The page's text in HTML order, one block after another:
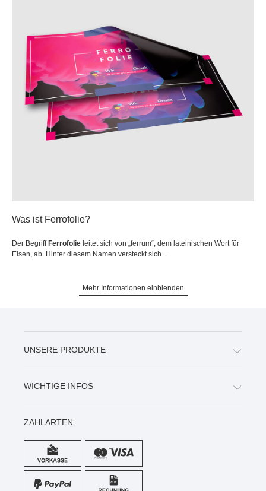
Was ist Ferrofolie?
Der BegriffFerrofolie leitet sich von „ferrum“, dem lateinischen Wort für
Eisen, ab. Hinter diesem Namen versteckt sich...
Mehr Informationen einblenden
UNSERE PRODUKTE
WICHTIGE INFOS
ZAHLARTEN